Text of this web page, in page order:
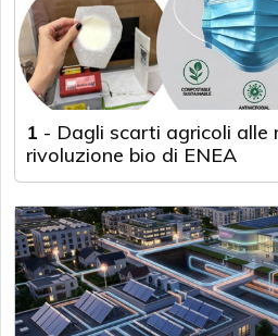
1 - Dagli scarti agricoli alle
rivoluzione bio di ENEA